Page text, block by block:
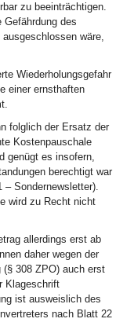
zu beeinträchtigen.
Gefährdung des
wäre,
Wiederholungsgefahr
einer ernsthaften
folglich der Ersatz der
Kostenpauschale
genügt es insofern,
berechtigt war
– Sondernewsletter).
wird zu Recht nicht
allerdings erst ab
daher wegen der
(§ 308 ZPO) auch erst
Klageschrift
ist ausweislich des
nach Blatt 22